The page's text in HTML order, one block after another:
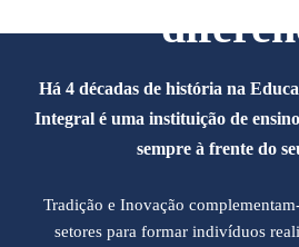
Há 4 décadas de história na
Integral é uma instituição de
sempre à frente do
Tradição e Inovação
setores para formar indivíduos